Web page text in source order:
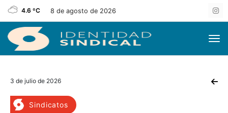
4.6 ºC 8 de agosto de 2026
3 de julio de 2026
Sindicatos